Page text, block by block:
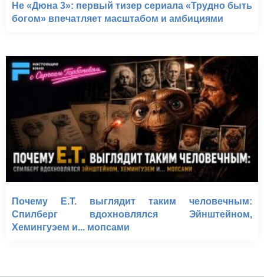
Не «Дюна 3»: первый тизер сериала «Трудно быть
богом» впечатляет масштабом и амбициями
Почему E.T. выглядит таким человечным:
Спилберг вдохновлялся Эйнштейном,
Хемингуэем и... мопсами